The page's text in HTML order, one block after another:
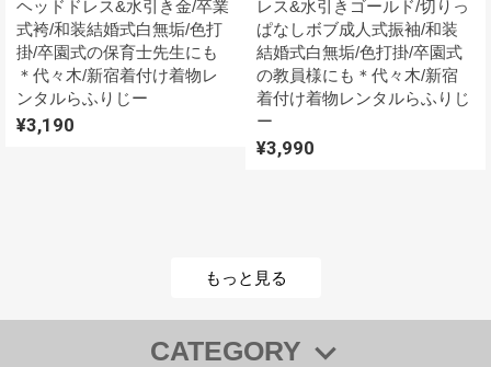
ヘッドドレス&水引き金/卒業
式袴/和装結婚式白無垢/色打
掛/卒園式の保育士先生にも
＊代々木/新宿着付け着物レ
ンタルらふりじー
¥3,190
レス&水引きゴールド/切りっ
ぱなしボブ成人式振袖/和装
結婚式白無垢/色打掛/卒園式
の教員様にも＊代々木/新宿
着付け着物レンタルらふりじ
ー
¥3,990
もっと見る
CATEGORY